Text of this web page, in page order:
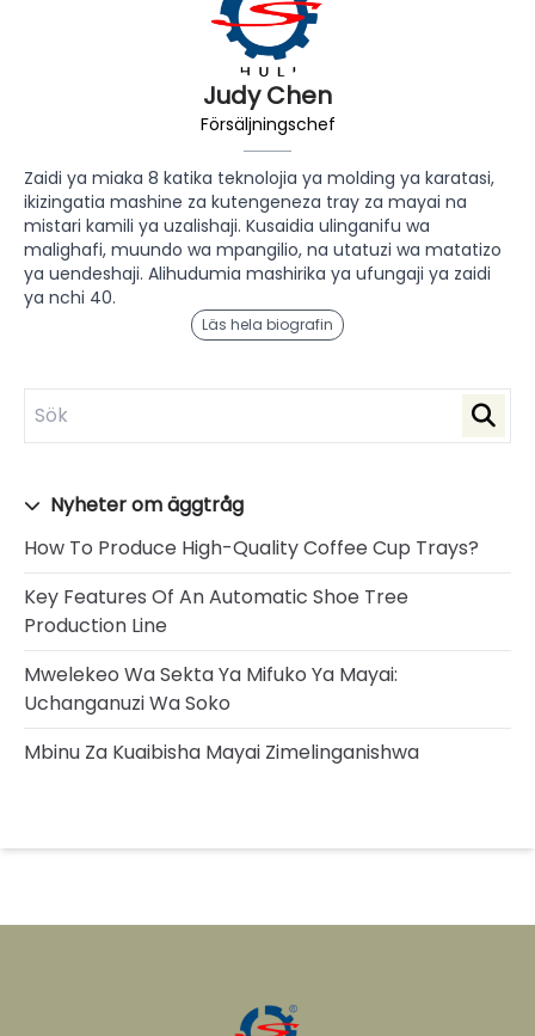
Judy Chen
Försäljningschef
Zaidi ya miaka 8 katika teknolojia ya molding ya karatasi,
ikizingatia mashine za kutengeneza tray za mayai na
mistari kamili ya uzalishaji. Kusaidia ulinganifu wa
malighafi, muundo wa mpangilio, na utatuzi wa matatizo
ya uendeshaji. Alihudumia mashirika ya ufungaji ya zaidi
ya nchi 40.
Läs hela biografin
Nyheter om äggtråg
How To Produce High-Quality Coffee Cup Trays?
Key Features Of An Automatic Shoe Tree
Production Line
Mwelekeo Wa Sekta Ya Mifuko Ya Mayai:
Uchanganuzi Wa Soko
Mbinu Za Kuaibisha Mayai Zimelinganishwa